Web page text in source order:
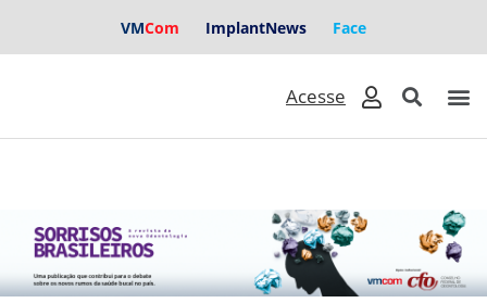
VMCom ImplantNews Face